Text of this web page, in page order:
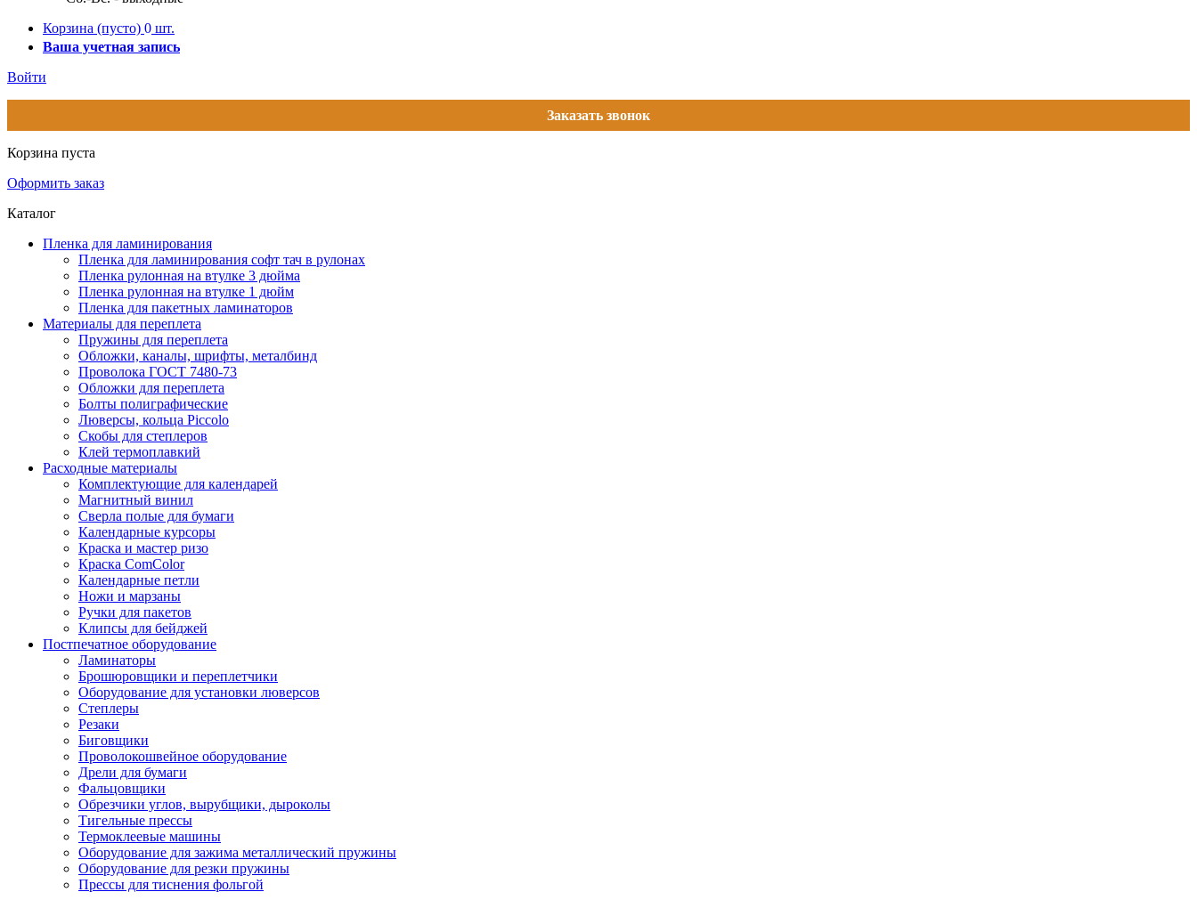
Корзина (пусто) 0 шт.
Ваша учетная запись
Войти
Заказать звонок
Корзина пуста
Оформить заказ
Каталог
Пленка для ламинирования
Пленка для ламинирования софт тач в рулонах
Пленка рулонная на втулке 3 дюйма
Пленка рулонная на втулке 1 дюйм
Пленка для пакетных ламинаторов
Материалы для переплета
Пружины для переплета
Обложки, каналы, шрифты, металбинд
Проволока ГОСТ 7480-73
Обложки для переплета
Болты полиграфические
Люверсы, кольца Piccolo
Скобы для степлеров
Клей термоплавкий
Расходные материалы
Комплектующие для календарей
Магнитный винил
Сверла полые для бумаги
Календарные курсоры
Краска и мастер ризо
Краска ComColor
Календарные петли
Ножи и марзаны
Ручки для пакетов
Клипсы для бейджей
Постпечатное оборудование
Ламинаторы
Брошюровщики и переплетчики
Оборудование для установки люверсов
Степлеры
Резаки
Биговщики
Проволокошвейное оборудование
Дрели для бумаги
Фальцовщики
Обрезчики углов, вырубщики, дыроколы
Тигельные прессы
Термоклеевые машины
Оборудование для зажима металлический пружины
Оборудование для резки пружины
Прессы для тиснения фольгой